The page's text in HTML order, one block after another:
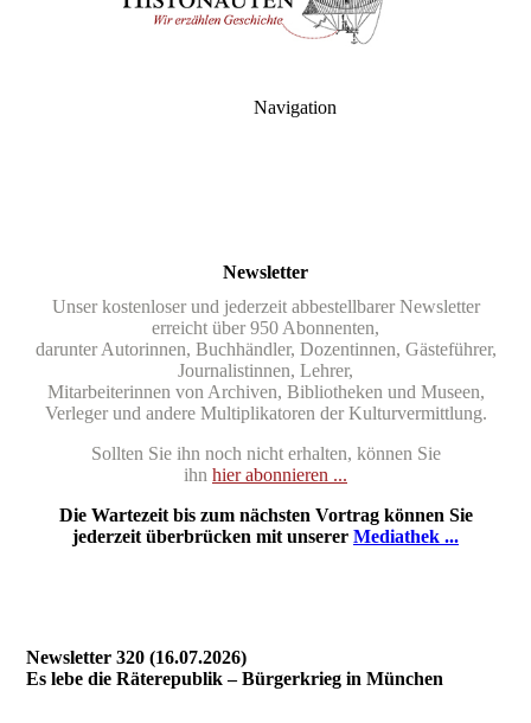
Navigation
Newsletter
Unser kostenloser und jederzeit abbestellbarer Newsletter
erreicht über 950 Abonnenten,
darunter Autorinnen, Buchhändler, Dozentinnen, Gästeführer,
Journalistinnen, Lehrer,
Mitarbeiterinnen von Archiven, Bibliotheken und Museen,
Verleger und andere Multiplikatoren der Kulturvermittlung.
Sollten Sie ihn noch nicht erhalten, können Sie
ihn hier abonnieren ...
Die Wartezeit bis zum nächsten Vortrag können Sie
jederzeit überbrücken mit unserer Mediathek ...
Newsletter 320 (16.07.2026)
Es lebe die Räterepublik – Bürgerkrieg in München